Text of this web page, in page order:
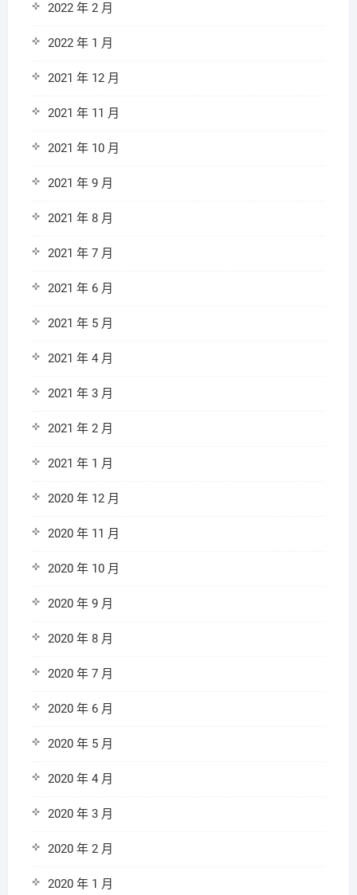
2022 年 2 月
2022 年 1 月
2021 年 12 月
2021 年 11 月
2021 年 10 月
2021 年 9 月
2021 年 8 月
2021 年 7 月
2021 年 6 月
2021 年 5 月
2021 年 4 月
2021 年 3 月
2021 年 2 月
2021 年 1 月
2020 年 12 月
2020 年 11 月
2020 年 10 月
2020 年 9 月
2020 年 8 月
2020 年 7 月
2020 年 6 月
2020 年 5 月
2020 年 4 月
2020 年 3 月
2020 年 2 月
2020 年 1 月